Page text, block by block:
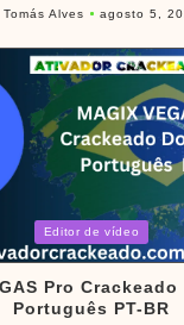
Tomás Alves agosto 5,
Editor de vídeo
Pro
Português PT-BR